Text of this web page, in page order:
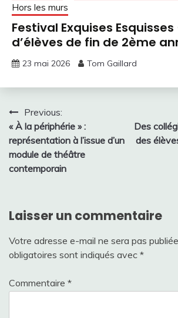
Hors les murs
Festival Exquises
d’élèves de fin de 2ème
23 mai 2026 Tom Gaillard
Navigation
de
l’article
Previous:
« À la périphérie » :
représentation à l’issue d’un
module de théâtre
contemporain
Des
des
Laisser un commentaire
Votre adresse e-mail ne sera pas
obligatoires sont indiqués avec *
Commentaire *